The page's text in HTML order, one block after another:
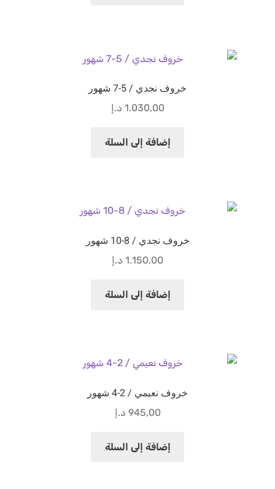
خروف نجدي / 5-7 شهور
1.030,00 د.إ
إضافة إلى السلة
خروف نجدي / 8-10 شهور
1.150,00 د.إ
إضافة إلى السلة
خروف نعيمي / 2-4 شهور
945,00 د.إ
إضافة إلى السلة